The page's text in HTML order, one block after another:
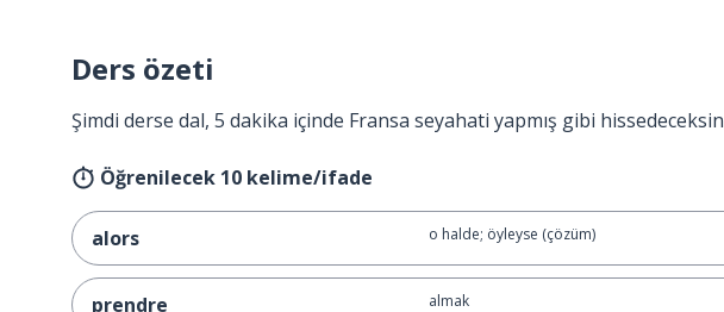
Ders özeti
Şimdi derse dal, 5 dakika içinde Fransa seyahati yapmış gibi
Öğrenilecek 10 kelime/ifade
alors o halde; öyleyse (çözüm)
prendre almak